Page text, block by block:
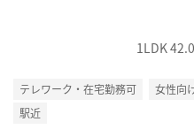
1LDK
テレワーク・在宅勤務可 女性向
駅近